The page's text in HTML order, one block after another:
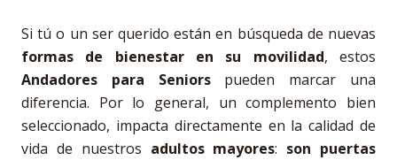
Si tú o un ser querido están en búsqueda de nuevas
formas de bienestar en su movilidad, estos
Andadores para Seniorspueden marcar una
diferencia. Por lo general, un complemento bien
seleccionado, impacta directamente en la calidad de
vida de nuestros adultos mayores: son puertas